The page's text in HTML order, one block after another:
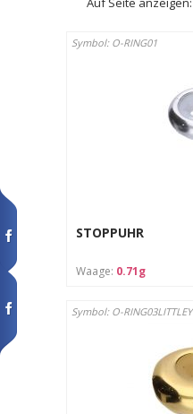
Symbol: O-RING01
STOPPUHR
Waage: 0.71g
Symbol: O-RING03LITTLEY